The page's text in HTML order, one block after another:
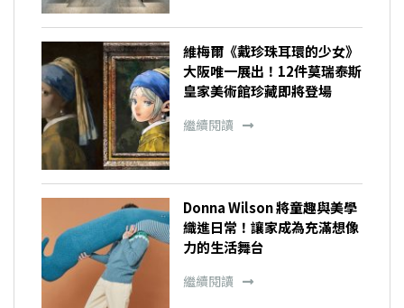
維梅爾《戴珍珠耳環的少女》
大阪唯一展出！12件莫瑞泰斯
皇家美術館珍藏即將登場
繼續閱讀
Donna Wilson 將童趣與美學
織進日常！讓家成為充滿想像
力的生活舞台
繼續閱讀